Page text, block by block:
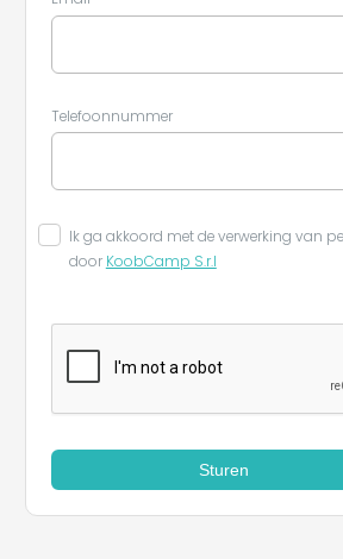
Telefoonnummer
Ik ga akkoord met de verwerking van
door KoobCamp S.r.l
Sturen